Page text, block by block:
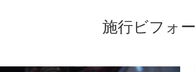
施行ビフォ